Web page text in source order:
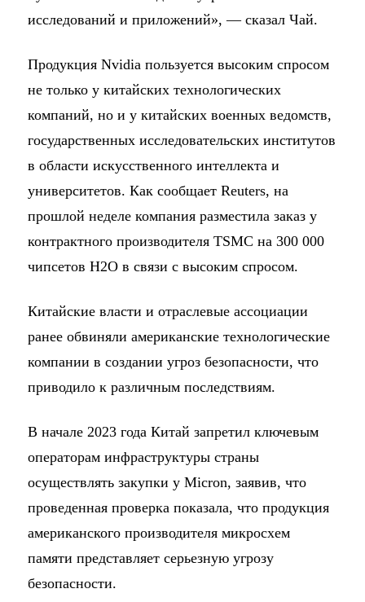
исследований и приложений», — сказал Чай.
Продукция Nvidia пользуется высоким спросом
не только у китайских технологических
компаний, но и у китайских военных ведомств,
государственных исследовательских институтов
в области искусственного интеллекта и
университетов. Как сообщает Reuters, на
прошлой неделе компания разместила заказ у
контрактного производителя TSMC на 300 000
чипсетов H2O в связи с высоким спросом.
Китайские власти и отраслевые ассоциации
ранее обвиняли американские технологические
компании в создании угроз безопасности, что
приводило к различным последствиям.
В начале 2023 года Китай запретил ключевым
операторам инфраструктуры страны
осуществлять закупки у Micron, заявив, что
проведенная проверка показала, что продукция
американского производителя микросхем
памяти представляет серьезную угрозу
безопасности.